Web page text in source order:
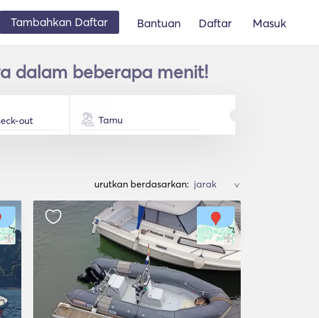
Tambahkan Daftar Bantuan Daftar Masuk
dalam beberapa menit!
Tamu
urutkan berdasarkan: >